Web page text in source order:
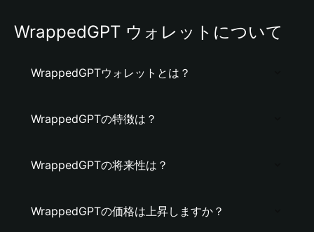
WrappedGPT ウォレットについて
WrappedGPTウォレットとは？
WrappedGPTの特徴は？
WrappedGPTの将来性は？
WrappedGPTの価格は上昇しますか？